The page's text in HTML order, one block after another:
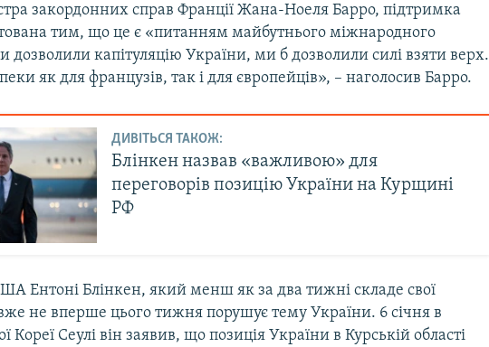
закордонних справ Франції Жана-Ноеля Барро, підтримка
тим, що це є «питанням майбутнього міжнародного
дозволили капітуляцію України, ми б дозволили силі взяти верх.
як для французів, так і для європейців», – наголосив Барро.
ДИВІТЬСЯ ТАКОЖ:
Блінкен назвав «важливою» для
переговорів позицію України на Курщині
РФ
Ентоні Блінкен, який менш як за два тижні складе свої
не вперше цього тижня порушує тему України. 6 січня в
Кореї Сеулі він заявив, що позиція України в Курській області